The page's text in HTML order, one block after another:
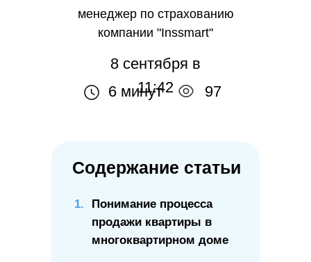
97
6 минут
менеджер по страхованию
компании "Inssmart"
8 сентября в
11:42
Содержание статьи
Понимание процесса
продажи квартиры в
многоквартирном доме